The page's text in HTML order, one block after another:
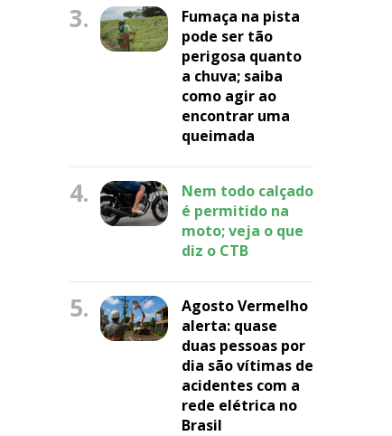
3.
Fumaça na pista
pode ser tão
perigosa quanto
a chuva; saiba
como agir ao
encontrar uma
queimada
4.
Nem todo calçado
é permitido na
moto; veja o que
diz o CTB
5.
Agosto Vermelho
alerta: quase
duas pessoas por
dia são vítimas de
acidentes com a
rede elétrica no
Brasil